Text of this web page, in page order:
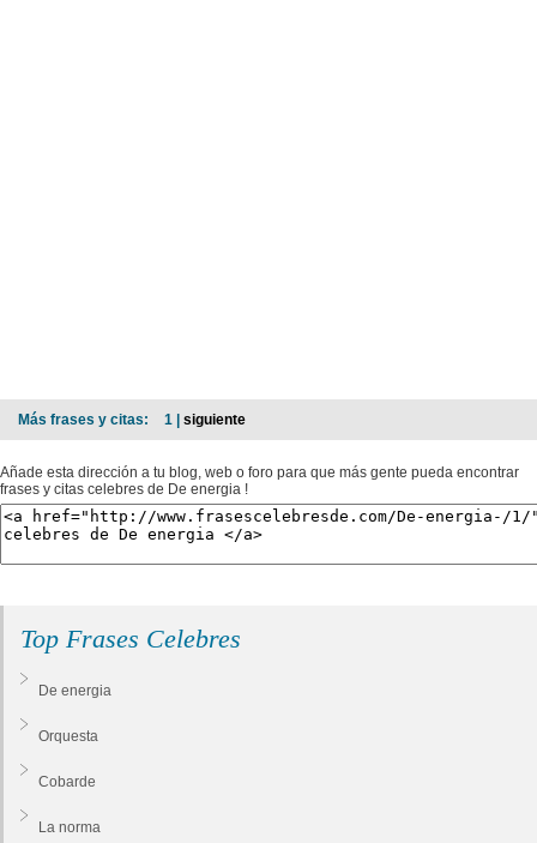
Más frases y citas: 1 | siguiente
Añade esta dirección a tu blog, web o foro para que más gente pueda encontrar
frases y citas celebres de De energia !
Top Frases Celebres
De energia
Orquesta
Cobarde
La norma